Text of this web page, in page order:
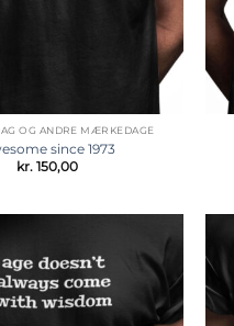
OG ANDRE MÆRKEDAGE
since 1973
kr. 150,00
Tilføj til
ønskeliste